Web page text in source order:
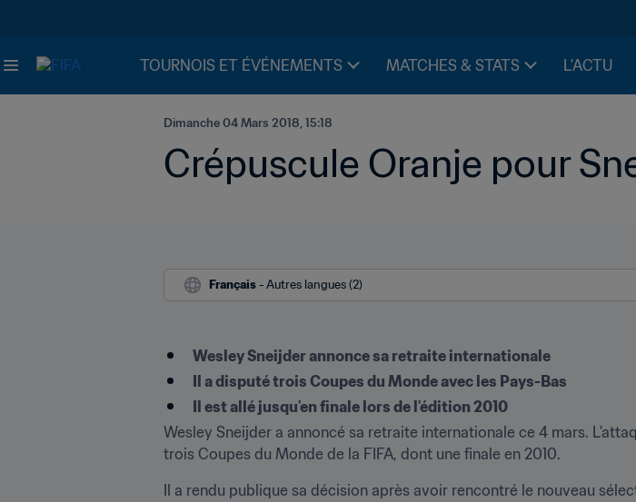
TOURNOIS ET ÉVÉNEMENTS MATCHES & STATS L'ACTU
Dimanche 04 Mars 2018, 15:18
Crépuscule Oranje pour
Français - Autres langues (2)
​Wesley Sneijder annonce sa retraite internationale
Il a disputé trois Coupes du Monde avec les Pays-Bas
Il est allé jusqu'en finale lors de l'édition 2010
Wesley Sneijder a annoncé sa retraite internationale ce 4 mars.
trois Coupes du Monde de la FIFA, dont une finale en 2010.
Il a rendu publique sa décision après avoir rencontré le nouveau